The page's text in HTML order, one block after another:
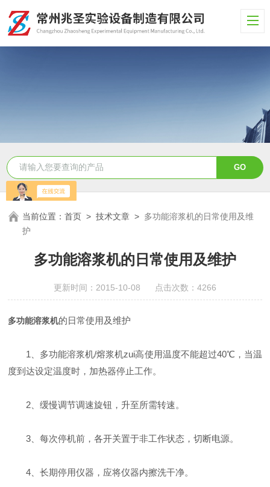
当前位置：首页 >技术文章 > 多功能溶浆机的日常使用及维
护
多功能溶浆机的日常使用及维护
更新时间：2015-10-08 点击次数：4266
多功能溶浆机的日常使用及维护
1、多功能溶浆机/熔浆机zui高使用温度不能超过40℃，当温
度到达设定温度时，加热器停止工作。
2、缓慢调节调速旋钮，升至所需转速。
3、每次停机前，各开关置于非工作状态，切断电源。
4、长期停用仪器，应将仪器内擦洗干净。